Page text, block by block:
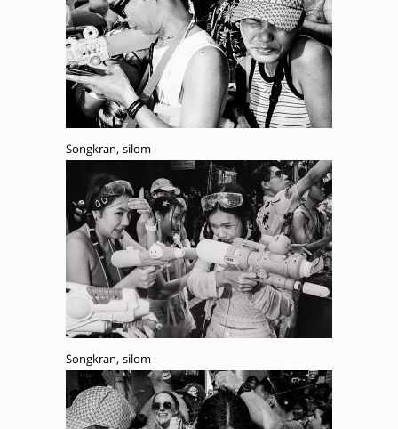
Songkran, silom
Songkran, silom